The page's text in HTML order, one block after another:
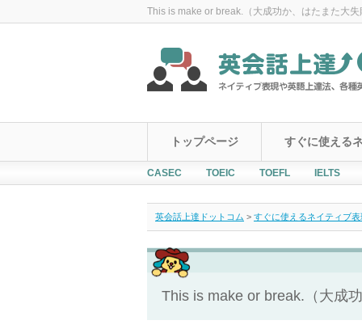
This is make or break.（大成功か、はたまた大失
トップページ すぐに使える
CASEC TOEIC TOEFL IELTS
英会話上達ドットコム > すぐに使えるネイティブ
This is make or break.（大成